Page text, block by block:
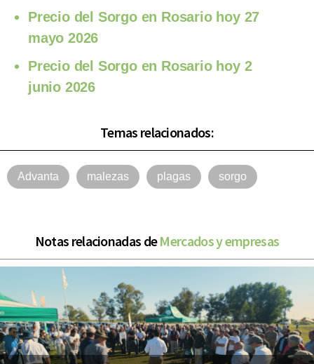
Precio del Sorgo en Rosario hoy 27
mayo 2026
Precio del Sorgo en Rosario hoy 2
junio 2026
Temas relacionados:
Advanta malezas plagas sorgo
Notas relacionadas deMercados y empresas